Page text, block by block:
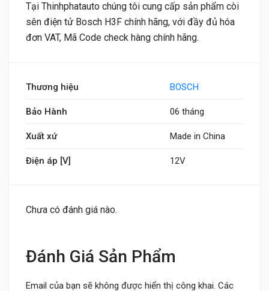
Tại Thinhphatauto chúng tôi cung cấp sản phẩm còi
sên điện tử Bosch H3F chính hãng, với đầy đủ hóa
đơn VAT, Mã Code check hàng chính hãng.
Thương hiệu BOSCH
Bảo Hành 06 tháng
Xuất xứ Made in China
Điện áp [V] 12V
Chưa có đánh giá nào.
Đánh Giá Sản Phẩm
Email của bạn sẽ không được hiển thị công khai. Các